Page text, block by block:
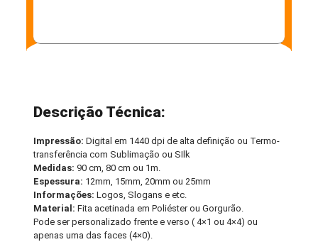
Descrição Técnica:
Impressão: Digital em 1440 dpi de alta definição ou Termo-
transferência com Sublimação ou SIlk
Medidas: 90 cm, 80 cm ou 1m.
Espessura: 12mm, 15mm, 20mm ou 25mm
Informações:Logos, Slogans e etc.
Material: Fita acetinada em Poliéster ou Gorgurão.
Pode ser personalizado frente e verso ( 4×1 ou 4×4) ou
apenas uma das faces (4×0).